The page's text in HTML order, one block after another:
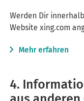
Werden Dir
Website xing.com
Mehr erfahren
4.